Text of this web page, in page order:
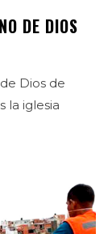
DE DIOS
Dios de
la iglesia